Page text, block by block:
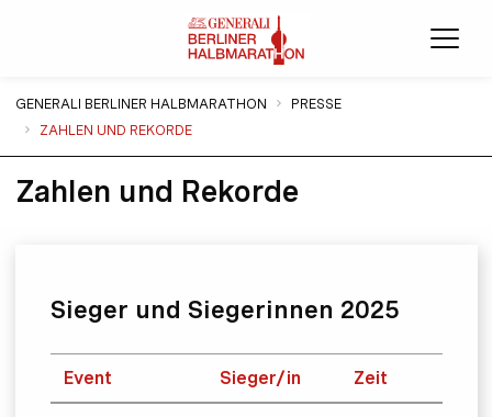
GENERALI BERLINER HALBMARATHON
PRESSE
ZAHLEN UND REKORDE
Zahlen und Rekorde
Sieger und Siegerinnen 2025
Event Sieger/in Zeit